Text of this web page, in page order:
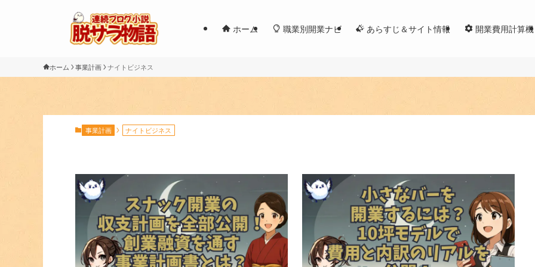
ホーム 職業別開業ナビ あらすじ＆サイト情報 開業費用計算機
ホーム 事業計画 ナイトビジネス
事業計画 ナイトビジネス